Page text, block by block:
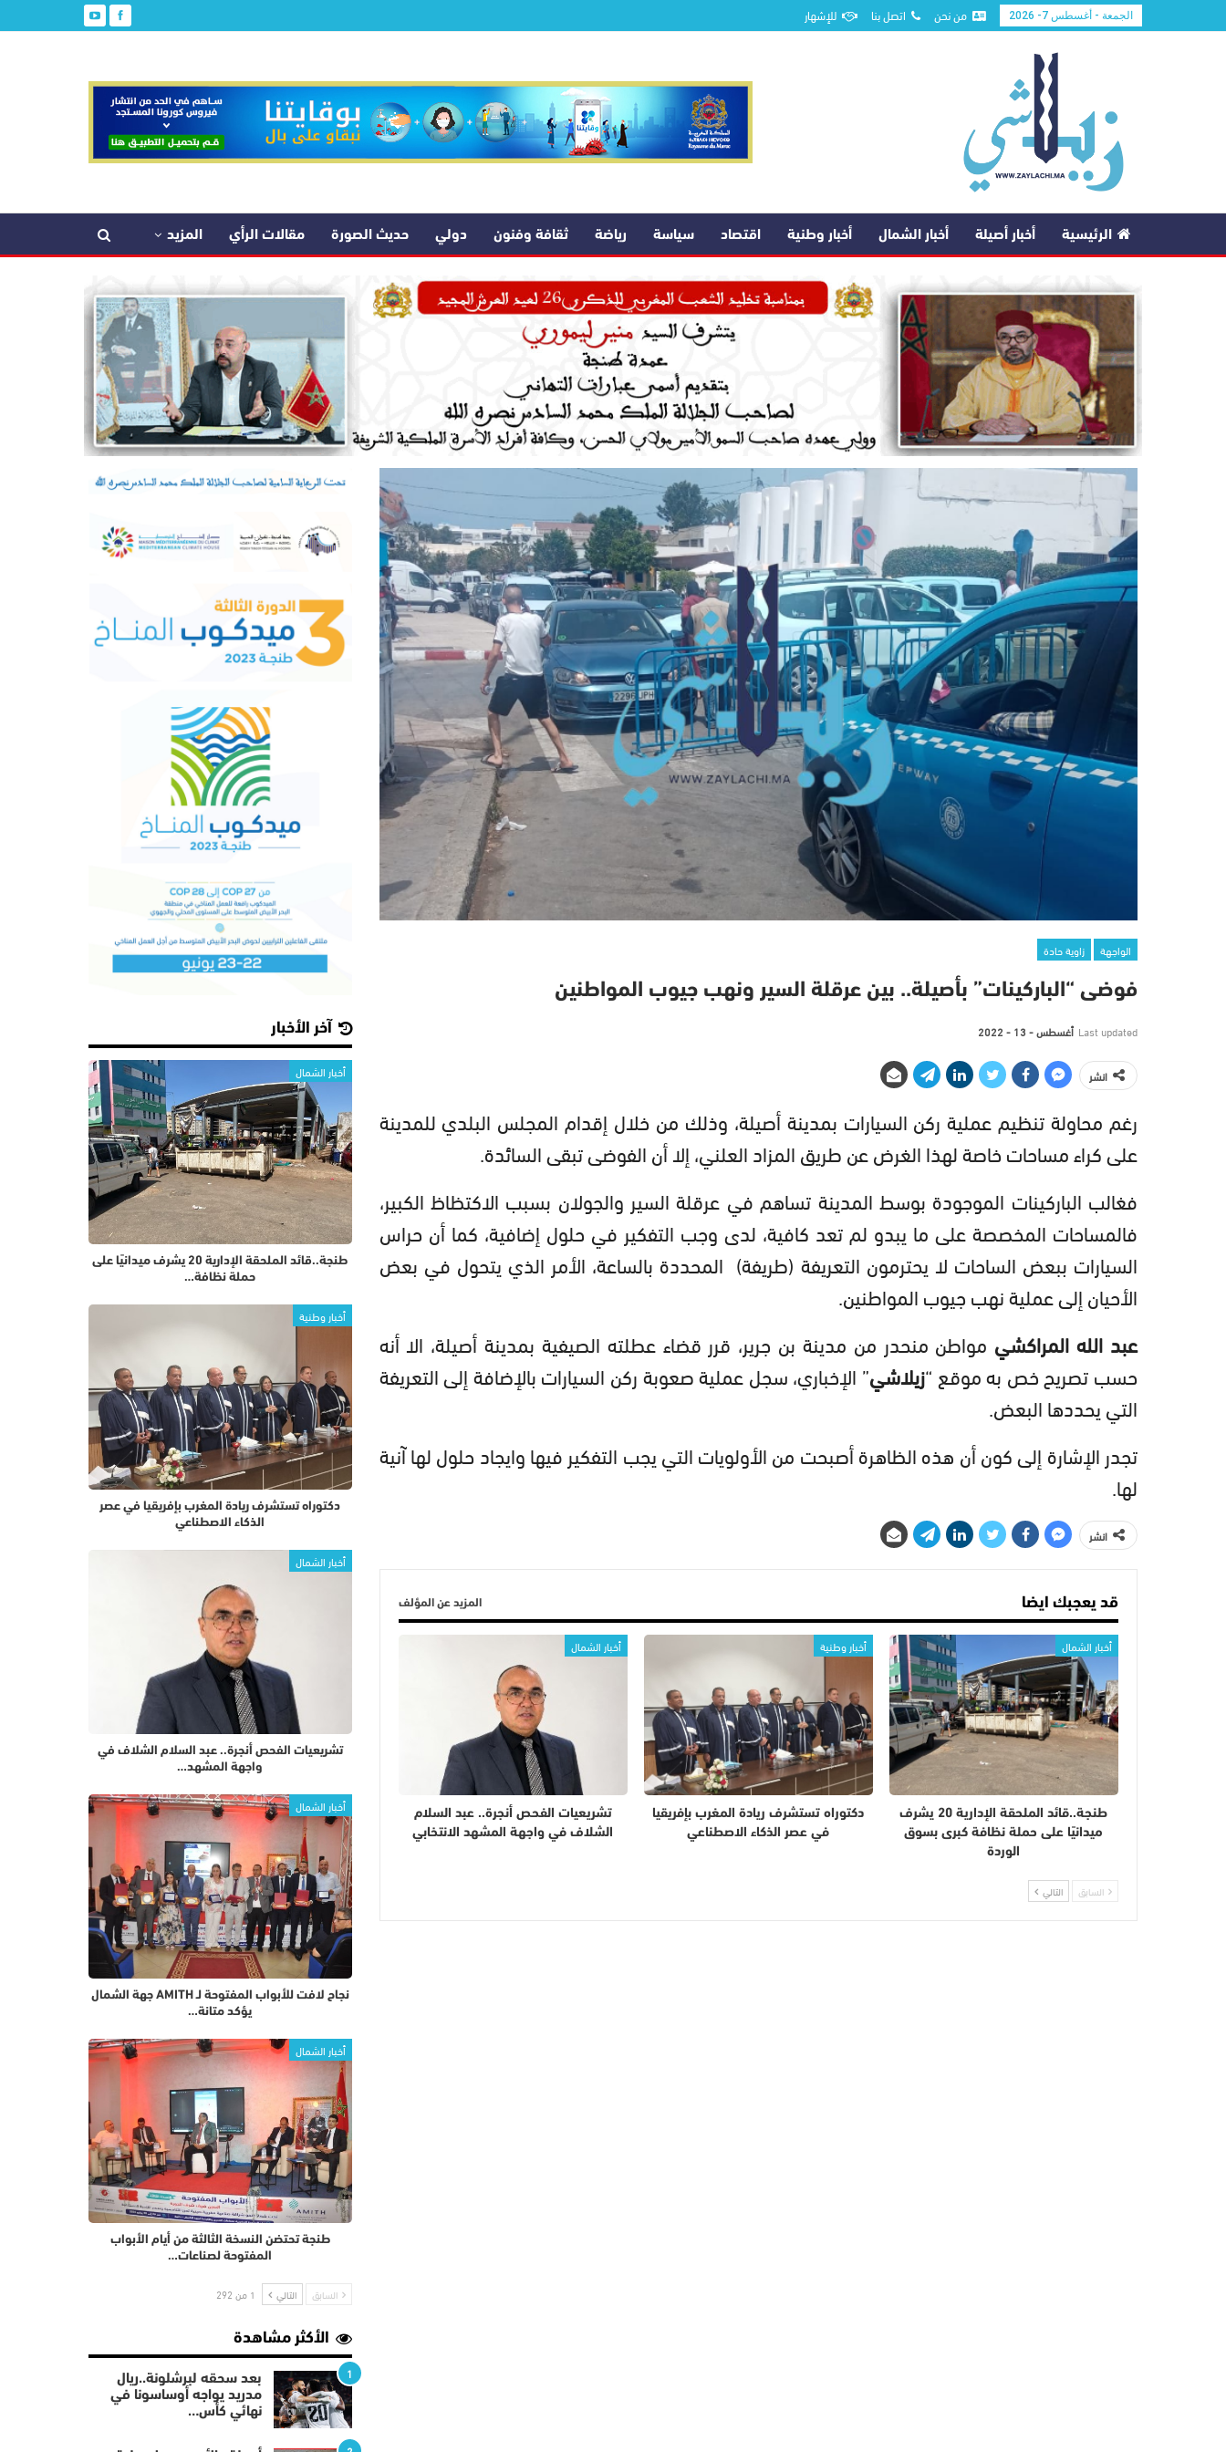
الجمعة - أغسطس 7- 2026 من نحن اتصل بنا للإشهار
الرئيسية أخبار أصيلة أخبار الشمال أخبار وطنية اقتصاد سياسة رياضة ثقافة وفنون دولي حديث الصورة مقالات الرأي المزيد
الواجهة زاوية حادة
فوضى “الباركينات” بأصيلة.. بين عرقلة السير ونهب جيوب المواطنين
Last updated أغسطس - 13 - 2022
انشر
رغم محاولة تنظيم عملية ركن السيارات بمدينة أصيلة، وذلك من خلال إقدام المجلس البلدي للمدينة
على كراء مساحات خاصة لهذا الغرض عن طريق المزاد العلني، إلا أن الفوضى تبقى السائدة.
فغالب الباركينات الموجودة بوسط المدينة تساهم في عرقلة السير والجولان بسبب الاكتظاظ الكبير،
فالمساحات المخصصة على ما يبدو لم تعد كافية، لدى وجب التفكير في حلول إضافية، كما أن حراس
السيارات ببعض الساحات لا يحترمون التعريفة (طريفة) المحددة بالساعة، الأمر الذي يتحول في بعض
الأحيان إلى عملية نهب جيوب المواطنين.
عبد الله المراكشي مواطن منحدر من مدينة بن جرير، قرر قضاء عطلته الصيفية بمدينة أصيلة، الا أنه
حسب تصريح خص به موقع “زيلاشي” الإخباري، سجل عملية صعوبة ركن السيارات بالإضافة إلى التعريفة
التي يحددها البعض.
تجدر الإشارة إلى كون أن هذه الظاهرة أصبحت من الأولويات التي يجب التفكير فيها وايجاد حلول لها آنية
لها.
انشر
قد يعجبك ايضا المزيد عن المؤلف
أخبار الشمال
طنجة..قائد الملحقة الإدارية 20 يشرف
ميدانيًا على حملة نظافة كبرى بسوق
الوردة
أخبار وطنية
دكتوراه تستشرف ريادة المغرب بإفريقيا
في عصر الذكاء الاصطناعي
أخبار الشمال
تشريعيات الفحص أنجرة.. عبد السلام
الشلاف في واجهة المشهد الانتخابي
السابق التالي
آخر الأخبار
أخبار الشمال
طنجة..قائد الملحقة الإدارية 20 يشرف ميدانيًا على
حملة نظافة…
أخبار وطنية
دكتوراه تستشرف ريادة المغرب بإفريقيا في عصر
الذكاء الاصطناعي
أخبار الشمال
تشريعيات الفحص أنجرة.. عبد السلام الشلاف في
واجهة المشهد…
أخبار الشمال
نجاح لافت للأبواب المفتوحة لـ AMITH جهة الشمال
يؤكد متانة…
أخبار الشمال
طنجة تحتضن النسخة الثالثة من أيام الأبواب
المفتوحة لصناعات…
السابق التالي 1 من 292
الأكثر مشاهدة
1
بعد سحقه لبرشلونة..ريال
مدريد يواجه أوساسونا في
نهائي كأس…